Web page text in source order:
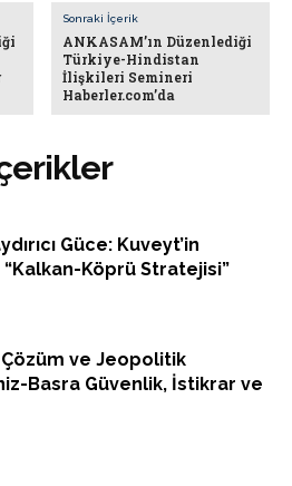
Güce: Kuveyt’in
“Kalkan-Köprü Stratejisi”
Çözüm ve Jeopolitik
Basra Güvenlik, İstikrar ve
Sonraki İçerik
ANKASAM’ın Düzenlediği
Türkiye-Hindistan
İlişkileri Semineri
Haberler.com’da